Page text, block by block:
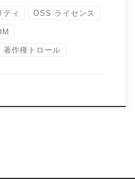
ティ OSS ライセンス
著作権トロール